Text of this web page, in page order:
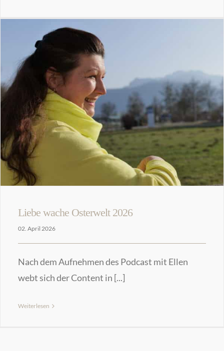
Liebe wache Osterwelt 2026
02. April 2026
Nach dem Aufnehmen des Podcast mit Ellen
webt sich der Content in [...]
Weiterlesen